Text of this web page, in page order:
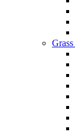
Grass